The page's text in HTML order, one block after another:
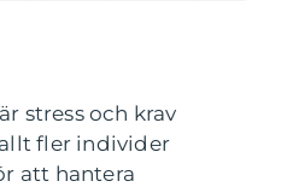
stress och krav
fler individer
att hantera